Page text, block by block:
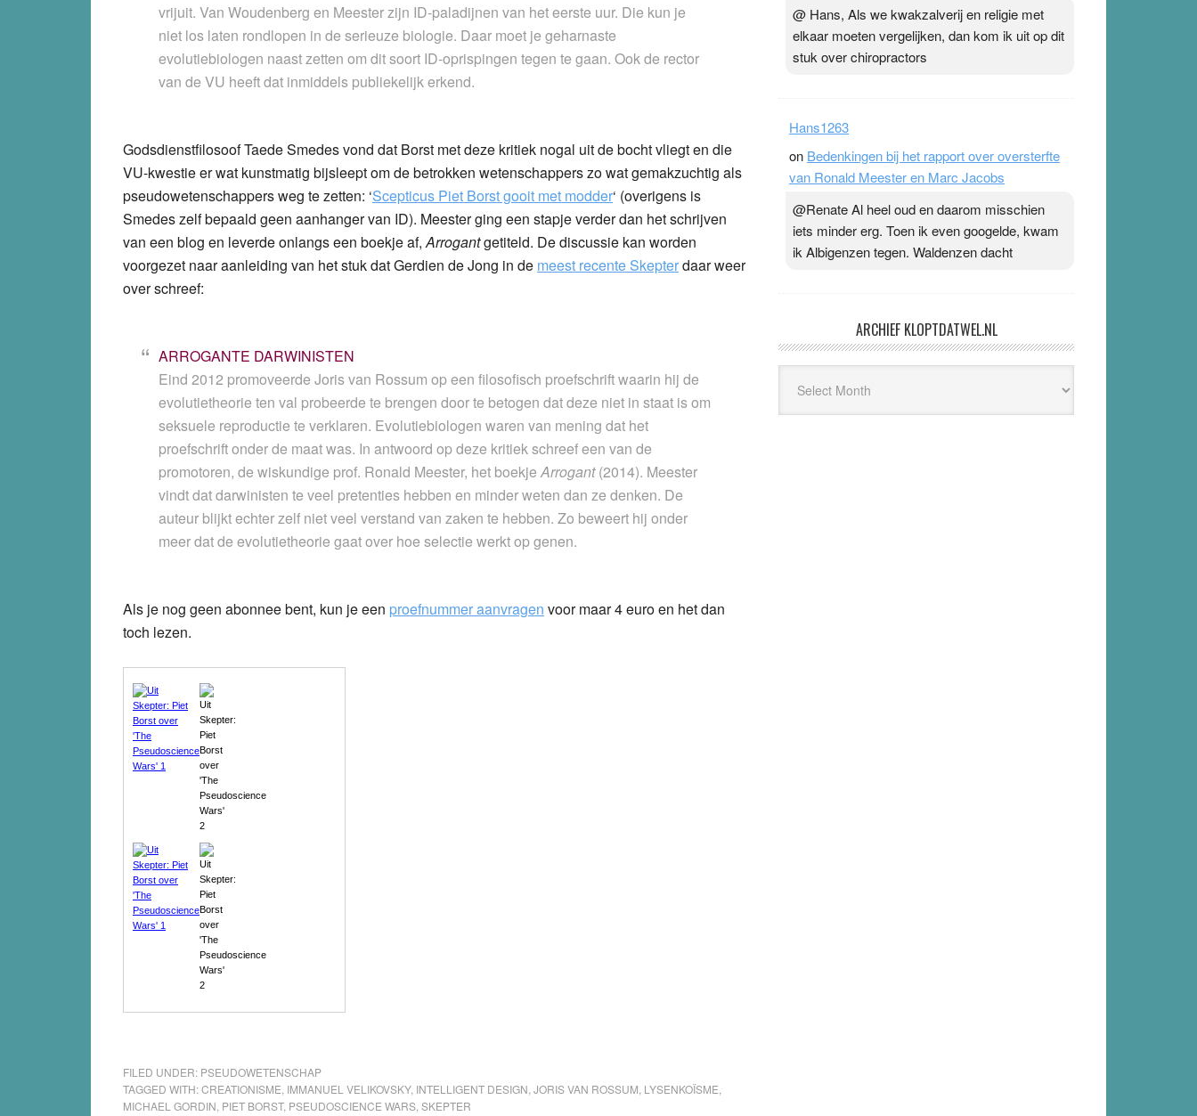
vrijuit. Van Woudenberg en Meester zijn ID-paladijnen van het eerste uur. Die kun je
niet los laten rondlopen in de serieuze biologie. Daar moet je geharnaste
evolutiebiologen naast zetten om dit soort ID-oprispingen tegen te gaan. Ook de rector
van de VU heeft dat inmiddels publiekelijk erkend.
Godsdienstfilosoof Taede Smedes vond dat Borst met deze kritiek nogal uit de bocht vliegt en die
VU-kwestie er wat kunstmatig bijsleept om de betrokken wetenschappers zo wat gemakzuchtig als
pseudowetenschappers weg te zetten: ‘Scepticus Piet Borst gooit met modder‘ (overigens is
Smedes zelf bepaald geen aanhanger van ID). Meester ging een stapje verder dan het schrijven
van een blog en leverde onlangs een boekje af,Arrogantgetiteld. De discussie kan worden
voorgezet naar aanleiding van het stuk dat Gerdien de Jong in de meest recente Skepterdaar weer
over schreef:
ARROGANTE DARWINISTEN
Eind 2012 promoveerde Joris van Rossum op een filosofisch proefschrift waarin hij de
evolutietheorie ten val probeerde te brengen door te betogen dat deze niet in staat is om
seksuele reproductie te verklaren. Evolutiebiologen waren van mening dat het
proefschrift onder de maat was. In antwoord op deze kritiek schreef een van de
promotoren, de wiskundige prof. Ronald Meester, het boekjeArrogant(2014). Meester
vindt dat darwinisten te veel pretenties hebben en minder weten dan ze denken. De
auteur blijkt echter zelf niet veel verstand van zaken te hebben. Zo beweert hij onder
meer dat de evolutietheorie gaat over hoe selectie werkt op genen.
Als je nog geen abonnee bent, kun je een proefnummer aanvragen voor maar 4 euro en het dan
toch lezen.
FILED UNDER: PSEUDOWETENSCHAP
TAGGED WITH:CREATIONISME IMMANUEL VELIKOVSKY, INTELLIGENT DESIGN JORIS VAN ROSSUM LYSENKOÏSME
MICHAEL GORDIN PIET BORST, PSEUDOSCIENCE WARS SKEPTER
@ Hans, Als we kwakzalverij en religie met
elkaar moeten vergelijken, dan kom ik uit op dit
stuk over chiropractors
Hans1263
on Bedenkingen bij het rapport over oversterfte
van Ronald Meester en Marc Jacobs
@Renate Al heel oud en daarom misschien
iets minder erg. Toen ik even googelde, kwam
ik Albigenzen tegen. Waldenzen dacht
ARCHIEF KLOPTDATWEL.NL
Kloptdatwel.nl